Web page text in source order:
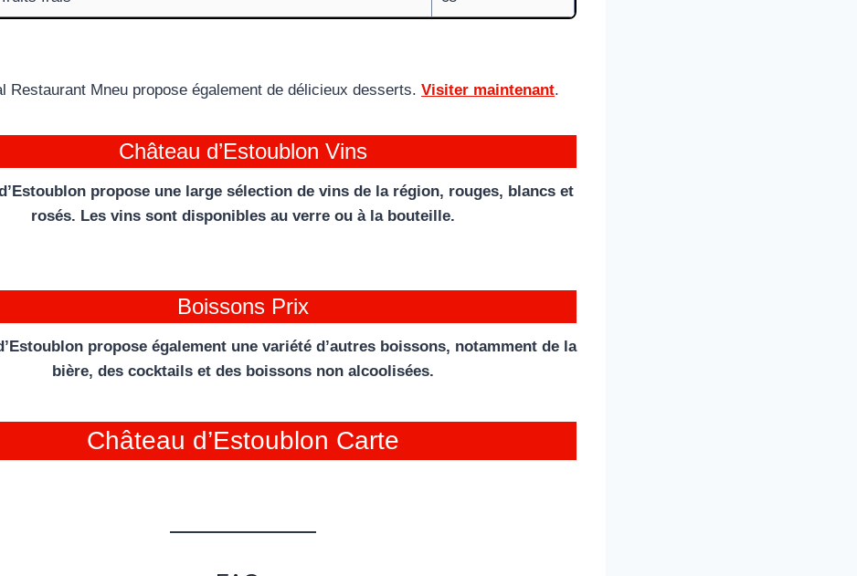
Restaurant Mneu propose également de délicieux desserts. Visiter maintenant.
Château d’Estoublon Vins
propose une large sélection de vins de la région, rouges, blancs et
rosés. Les vins sont disponibles au verre ou à la bouteille.
Boissons Prix
propose également une variété d’autres boissons, notamment de la
bière, des cocktails et des boissons non alcoolisées.
Château d’Estoublon Carte